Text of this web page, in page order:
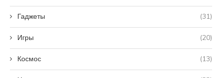
Гаджеты (31)
Игры (20)
Космос (13)